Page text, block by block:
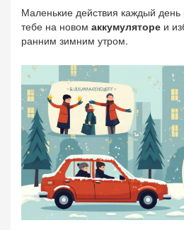
Маленькие действия каждый день
тебе на новом аккумуляторе и
ранним зимним утром.